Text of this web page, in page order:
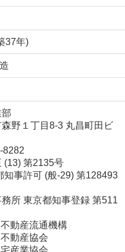
37年)
野１丁目8-3 丸昌町田ビ
8282
(13) 第2135号
知事許可 (般-29) 第128493
所 東京都知事登録 第511
動産流通機構
動産協会
産業協会